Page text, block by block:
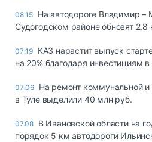
08:15 На автодороге Владимир –
Судогодском районе обновят 2,8
07:19 КАЗ нарастит выпуск
на 20% благодаря инвестициям
07:06 На ремонт коммунальной и
в Туле выделили 40 млн руб.
07.08 В Ивановской области на
порядок 5 км автодороги